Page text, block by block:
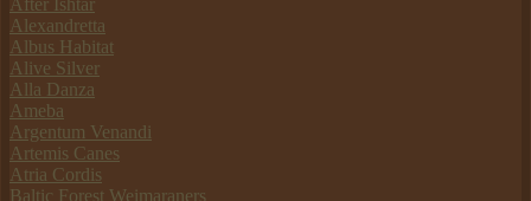
After Ishtar
Alexandretta
Albus Habitat
Alive Silver
Alla Danza
Ameba
Argentum Venandi
Artemis Canes
Atria Cordis
Baltic Forest Weimaraners